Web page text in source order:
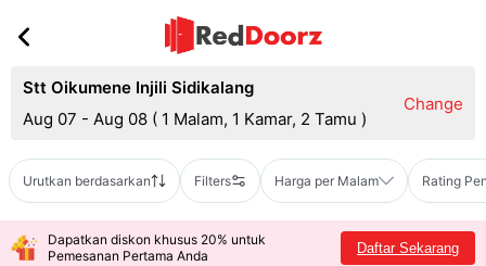
Stt Oikumene Injili Sidikalang
Aug 07 - Aug 08 ( 1 Malam, 1 Kamar, 2 Tamu )
Change
Urutkan berdasarkan Filters Harga per Malam Rating
Dapatkan diskon khusus 20% untuk
Pemesanan Pertama Anda
Daftar Sekarang